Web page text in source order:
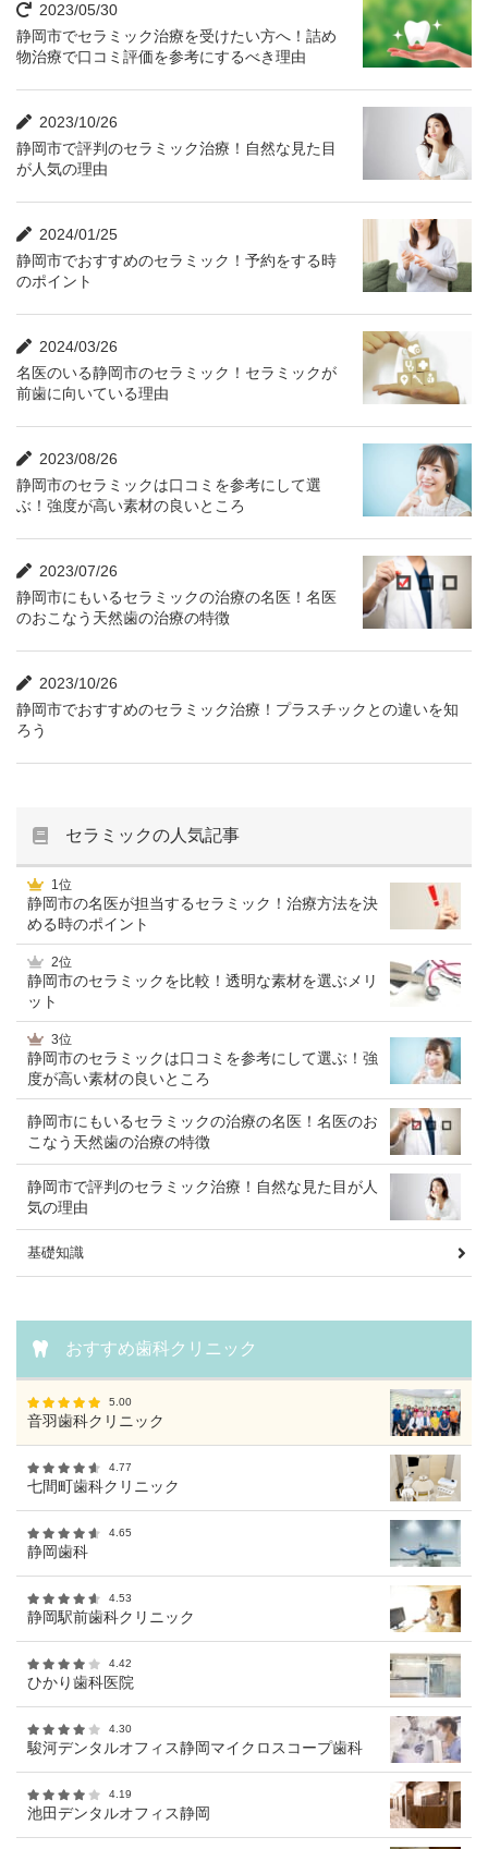
2023/05/30
静岡市でセラミック治療を受けたい方へ！詰め
物治療で口コミ評価を参考にするべき理由
2023/10/26
静岡市で評判のセラミック治療！自然な見た目
が人気の理由
2024/01/25
静岡市でおすすめのセラミック！予約をする時
のポイント
2024/03/26
名医のいる静岡市のセラミック！セラミックが
前歯に向いている理由
2023/08/26
静岡市のセラミックは口コミを参考にして選
ぶ！強度が高い素材の良いところ
2023/07/26
静岡市にもいるセラミックの治療の名医！名医
のおこなう天然歯の治療の特徴
2023/10/26
静岡市でおすすめのセラミック治療！プラスチックとの違いを知
ろう
セラミックの人気記事
1位
静岡市の名医が担当するセラミック！治療方法を決
める時のポイント
2位
静岡市のセラミックを比較！透明な素材を選ぶメリ
ット
3位
静岡市のセラミックは口コミを参考にして選ぶ！強
度が高い素材の良いところ
静岡市にもいるセラミックの治療の名医！名医のお
こなう天然歯の治療の特徴
静岡市で評判のセラミック治療！自然な見た目が人
気の理由
基礎知識
おすすめ歯科クリニック
5.00
音羽歯科クリニック
4.77
七間町歯科クリニック
4.65
静岡歯科
4.53
静岡駅前歯科クリニック
4.42
ひかり歯科医院
4.30
駿河デンタルオフィス静岡マイクロスコープ歯科
4.19
池田デンタルオフィス静岡